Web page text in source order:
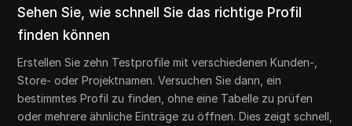
Sehen Sie, wie schnell Sie das richtige Profil
finden können
Erstellen Sie zehn Testprofile mit verschiedenen Kunden-,
Store- oder Projektnamen. Versuchen Sie dann, ein
bestimmtes Profil zu finden, ohne eine Tabelle zu prüfen
oder mehrere ähnliche Einträge zu öffnen. Dies zeigt schnell,